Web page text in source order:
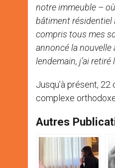
notre immeuble –
bâtiment résidentiel
compris tous mes
annoncé la nouvelle
lendemain, j’ai
Jusqu’à présent,
complexe
Autres